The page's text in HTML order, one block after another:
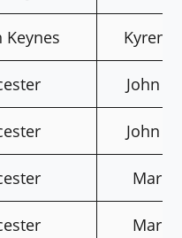
Kyren
John
John
Mark
Mark